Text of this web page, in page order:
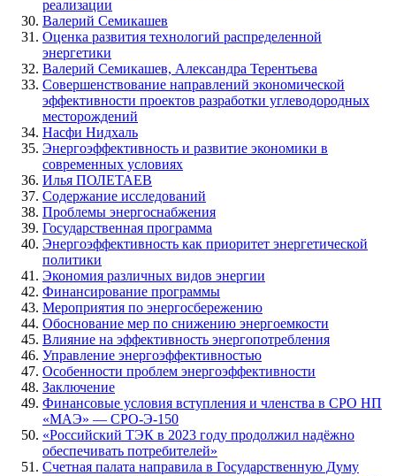
реализации
Валерий Семикашев
Оценка развития технологий распределенной
энергетики
Валерий Семикашев, Александра Терентьева
Совершенствование направлений экономической
эффективности проектов разработки углеводородных
месторождений
Насфи Нидхаль
Энергоэффективность и развитие экономики в
современных условиях
Илья ПОЛЕТАЕВ
Содержание исследований
Проблемы энергоснабжения
Государственная программа
Энергоэффективность как приоритет энергетической
политики
Экономия различных видов энергии
Финансирование программы
Мероприятия по энергосбережению
Обоснование мер по снижению энергоемкости
Влияние на эффективность энергопотребления
Управление энергоэффективностью
Особенности проблем энергоэффективности
Заключение
Финансовые условия вступления и членства в СРО НП
«МАЭ» — СРО-Э-150
«Российский ТЭК в 2023 году продолжил надёжно
обеспечивать потребителей»
Счетная палата направила в Государственную Думу